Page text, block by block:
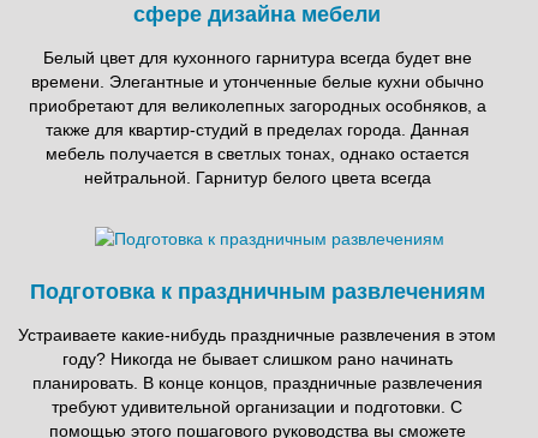
сфере дизайна мебели
Белый цвет для кухонного гарнитура всегда будет вне
времени. Элегантные и утонченные белые кухни обычно
приобретают для великолепных загородных особняков, а
также для квартир-студий в пределах города. Данная
мебель получается в светлых тонах, однако остается
нейтральной. Гарнитур белого цвета всегда
Подготовка к праздничным развлечениям
Устраиваете какие-нибудь праздничные развлечения в этом
году? Никогда не бывает слишком рано начинать
планировать. В конце концов, праздничные развлечения
требуют удивительной организации и подготовки. С
помощью этого пошагового руководства вы сможете